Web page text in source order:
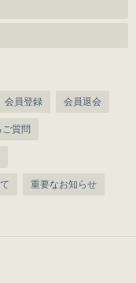
会員登録 会員退会
ご質問
重要なお知らせ